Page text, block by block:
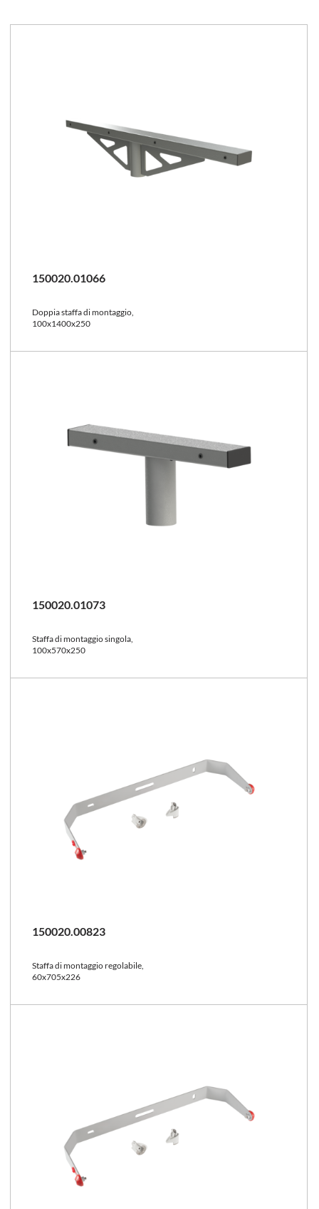
150020.01066
Doppia staffa di montaggio,
100x1400x250
150020.01073
Staffa di montaggio singola,
100x570x250
150020.00823
Staffa di montaggio regolabile,
60x705x226